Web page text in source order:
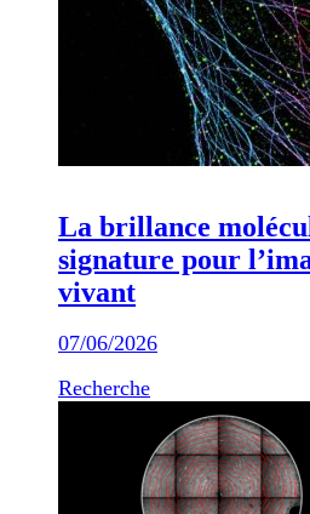
La brillance
signature pour
vivant
07/06/2026
Recherche